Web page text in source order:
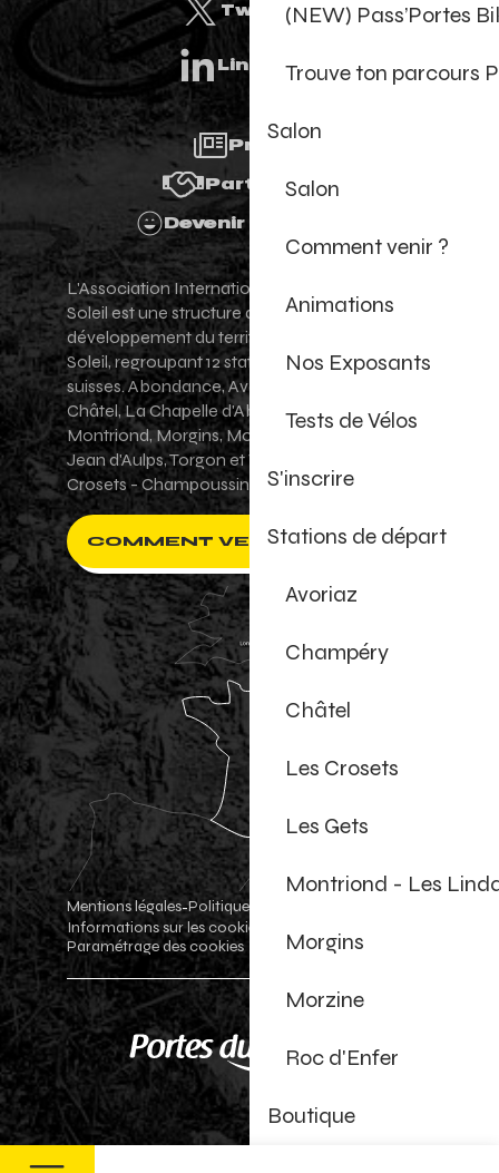
(NEW) Pass’Portes
Trouve ton parcours
Salon
Salon
Comment venir ?
Animations
Nos Exposants
Tests de Vélos
S'inscrire
Stations de départ
Avoriaz
Champéry
Châtel
Les Crosets
Les Gets
Montriond - Les
Morgins
Morzine
Roc d'Enfer
Boutique
Twitter
Linkedin
Presse
Partenaires
Devenir Bénévole
L'Association Internationale des Portes du
Soleil est une structure de promotion et de
développement du territoire des Portes du
Soleil, regroupant 12 stations villages franco-
suisses. Abondance, Avoriaz 1800, Champéry,
Châtel, La Chapelle d'Abondance, Les Gets,
Montriond, Morgins, Morzine-Avoriaz, Saint-
Jean d'Aulps, Torgon et Val-d'Illiez - Les
Crosets - Champoussin.
COMMENT VENIR ?
Mentions légales-Politique de confidentialité
Informations sur les cookies
Paramétrage des cookies